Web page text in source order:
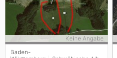
Baden-
Keine Angabe